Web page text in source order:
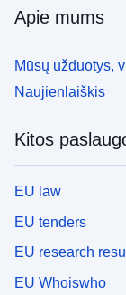
Apie mums
Mūsų užduotys,
Naujienlaiškis
Kitos
EU law
EU tenders
EU research
EU Whoiswho